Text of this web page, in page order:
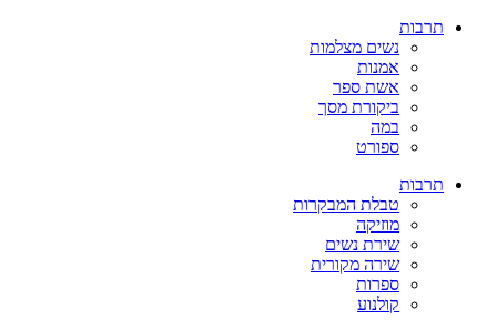
תרבות
נשים מצלמות
אמנות
אשת ספר
ביקורת מסך
במה
ספורט
תרבות
טבלת המבקרות
מוזיקה
שירת נשים
שירה מקורית
ספרות
קולנוע